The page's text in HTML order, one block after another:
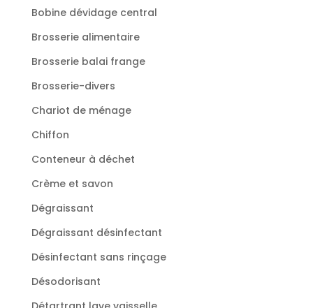
Bobine dévidage central
Brosserie alimentaire
Brosserie balai frange
Brosserie-divers
Chariot de ménage
Chiffon
Conteneur à déchet
Crème et savon
Dégraissant
Dégraissant désinfectant
Désinfectant sans rinçage
Désodorisant